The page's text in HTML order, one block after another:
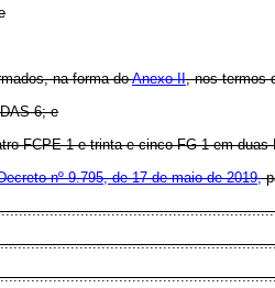
na forma doAnexo II, nos termos
6; e
FCPE-1 e trinta e cinco FG-1 em
nº 9.795, de 17 de maio de 2019,